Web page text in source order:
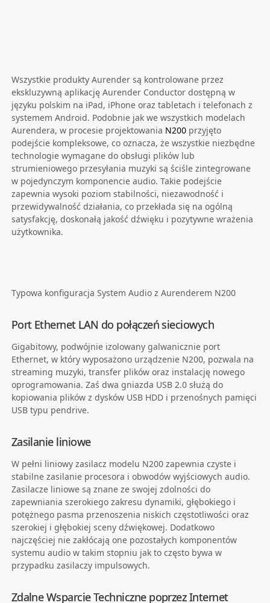
Wszystkie produkty Aurender są kontrolowane przez
ekskluzywną aplikację Aurender Conductor dostępną w
języku polskim na iPad, iPhone oraz tabletach i telefonach z
systemem Android. Podobnie jak we wszystkich modelach
Aurendera, w procesie projektowania N200przyjęto
podejście kompleksowe, co oznacza, że ​​wszystkie niezbędne
technologie wymagane do obsługi plików lub
strumieniowego przesyłania muzyki są ściśle zintegrowane
w pojedynczym komponencie audio. Takie podejście
zapewnia wysoki poziom stabilności, niezawodność i
przewidywalność działania, co przekłada się na ogólną
satysfakcję, doskonałą jakość dźwięku i pozytywne wrażenia
użytkownika.
Typowa konfiguracja System Audio z Aurenderem N200
Port Ethernet LAN do połączeń sieciowych
Gigabitowy, podwójnie izolowany galwanicznie port
Ethernet, w który wyposażono urządzenie N200, pozwala na
streaming muzyki, transfer plików oraz instalację nowego
oprogramowania. Zaś dwa gniazda USB 2.0 służą do
kopiowania plików z dysków USB HDD i przenośnych pamięci
USB typu pendrive.
Zasilanie liniowe
W pełni liniowy zasilacz modelu N200 zapewnia czyste i
stabilne zasilanie procesora i obwodów wyjściowych audio.
Zasilacze liniowe są znane ze swojej zdolności do
zapewniania szerokiego zakresu dynamiki, głębokiego i
potężnego pasma przenoszenia niskich częstotliwości oraz
szerokiej i głębokiej sceny dźwiękowej. Dodatkowo
najczęściej nie zakłócają one pozostałych komponentów
systemu audio w takim stopniu jak to często bywa w
przypadku zasilaczy impulsowych.
Zdalne Wsparcie Techniczne poprzez Internet